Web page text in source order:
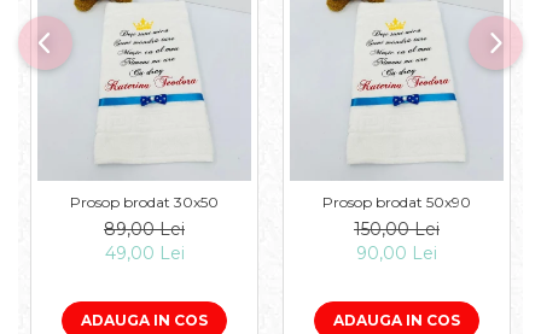
Prosop brodat 30x50
89,00 Lei
49,00 Lei
ADAUGA IN COS
Prosop brodat 50x90
150,00 Lei
90,00 Lei
ADAUGA IN COS